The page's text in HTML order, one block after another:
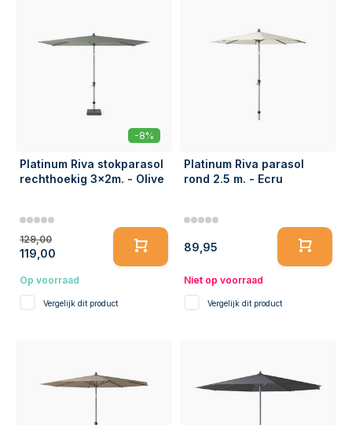
-8%
Platinum Riva stokparasol
rechthoekig 3x2m. - Olive
129,00
119,00
Op voorraad
Vergelijk dit product
Platinum Riva parasol
rond 2.5 m. - Ecru
89,95
Niet op voorraad
Vergelijk dit product